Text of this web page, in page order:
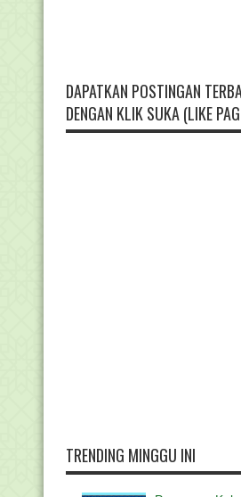
DAPATKAN POSTINGAN
DENGAN KLIK SUKA (LIKE
TRENDING MINGGU INI